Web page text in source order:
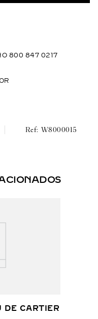
800 847 0217
W8000015
DE CARTIER